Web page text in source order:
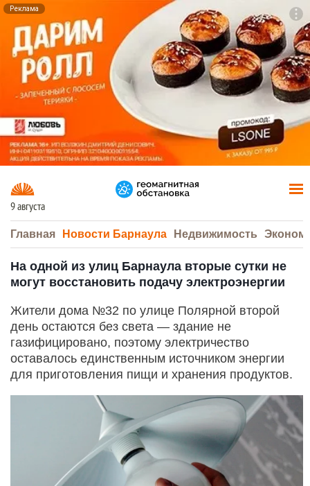
Реклама
9 августа
Главная Новости Барнаула Недвижимость
На одной из улиц Барнаула вторые сутки не
могут восстановить подачу электроэнергии
Жители дома №32 по улице Полярной второй
день остаются без света — здание не
газифицировано, поэтому электричество
оставалось единственным источником энергии
для приготовления пищи и хранения продуктов.